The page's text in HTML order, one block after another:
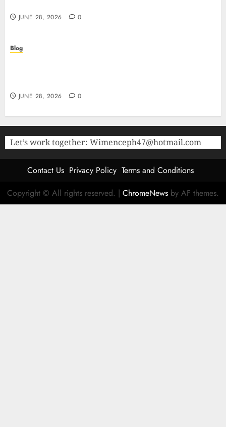
JUNE 28, 2026 0
Blog
JUNE 28, 2026 0
Let’s work together: Wimenceph47@hotmail.com
Contact Us Privacy Policy Terms and Conditions
Copyright © All rights reserved. | ChromeNews by AF themes.